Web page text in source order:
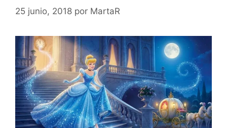
25 junio, 2018 por MartaR